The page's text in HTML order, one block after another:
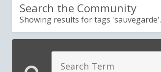
Search the Community
Showing results for tags 'sauvegarde'.